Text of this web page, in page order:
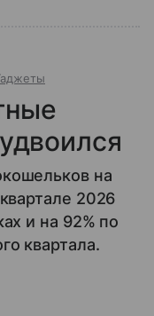
на
2026
и на 92% по
квартала.